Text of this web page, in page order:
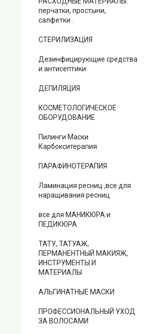
перчатки, простыни,
салфетки .
СТЕРИЛИЗАЦИЯ
Дезинфицирующие средства
и антисептики
ДЕПИЛЯЦИЯ
КОСМЕТОЛОГИЧЕСКОЕ
ОБОРУДОВАНИЕ
Пилинги Маски
Карбокситерапия
ПАРАФИНОТЕРАПИЯ
Ламинация ресниц ,все для
наращивания ресниц
все для МАНИКЮРА и
ПЕДИКЮРА
ТАТУ, ТАТУАЖ,
ПЕРМАНЕНТНЫЙ МАКИЯЖ,
ИНСТРУМЕНТЫ И
МАТЕРИАЛЫ
АЛЬГИНАТНЫЕ МАСКИ
ПРОФЕССИОНАЛЬНЫЙ УХОД
ЗА ВОЛОСАМИ